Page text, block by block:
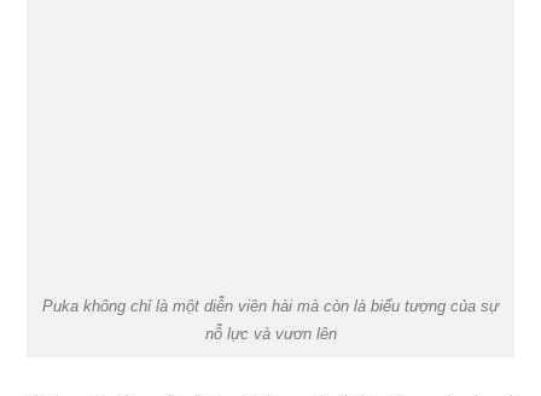
Puka không chỉ là một diễn viên hài mà còn là biểu tượng của sự
nỗ lực và vươn lên